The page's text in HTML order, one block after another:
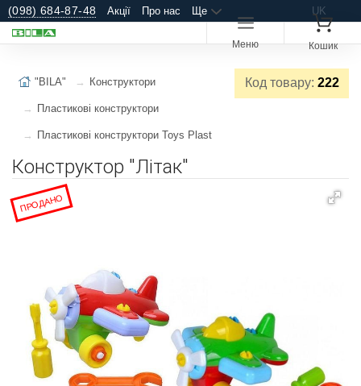
(098) 684-87-48 Акції Про нас Ще UK
Меню Кошик
Код товару: 222
"BILA" Конструктори
Пластикові конструктори
Пластикові конструктори Toys Plast
Конструктор "Літак"
ПРОДАНО